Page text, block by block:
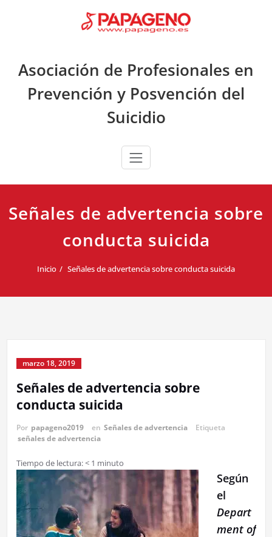
Asociación de Profesionales en
Prevención y Posvención del
Suicidio
Señales de advertencia sobre
conducta suicida
Inicio Señales de advertencia sobre conducta suicida
marzo 18, 2019
Señales de advertencia sobre
conducta suicida
Por papageno2019 en Señales de advertencia
Etiqueta
señales de advertencia
Tiempo de lectura:< 1 minuto
Según
el
Depart
ment of